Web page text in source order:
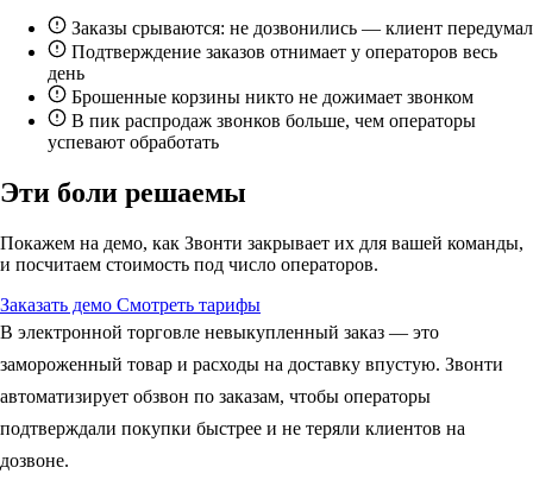
Заказы срываются: не дозвонились — клиент передумал
Подтверждение заказов отнимает у операторов весь
день
Брошенные корзины никто не дожимает звонком
В пик распродаж звонков больше, чем операторы
успевают обработать
Эти боли решаемы
Покажем на демо, как Звонти закрывает их для вашей команды,
и посчитаем стоимость под число операторов.
Заказать демо Смотреть тарифы
В электронной торговле невыкупленный заказ — это
замороженный товар и расходы на доставку впустую. Звонти
автоматизирует обзвон по заказам, чтобы операторы
подтверждали покупки быстрее и не теряли клиентов на
дозвоне.